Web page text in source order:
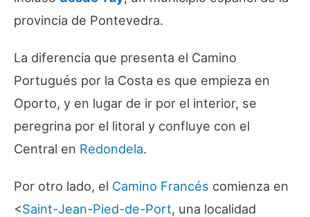
provincia de Pontevedra.
La diferencia que presenta el Camino
Portugués por la Costa es que empieza en
Oporto, y en lugar de ir por el interior, se
peregrina por el litoral y confluye con el
Central en Redondela.
Por otro lado, el Camino Francés comienza en
<Saint-Jean-Pied-de-Port, una localidad